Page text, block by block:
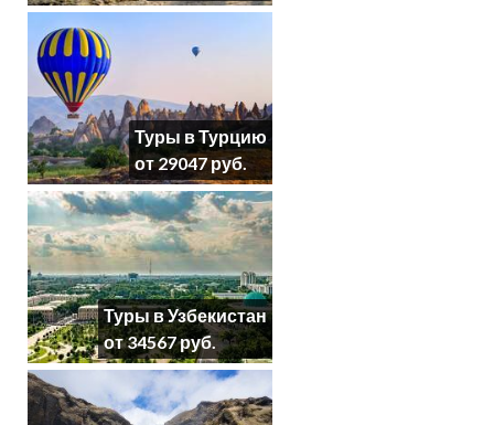
Туры в Турцию
от 29047 руб.
Туры в Узбекистан
от 34567 руб.